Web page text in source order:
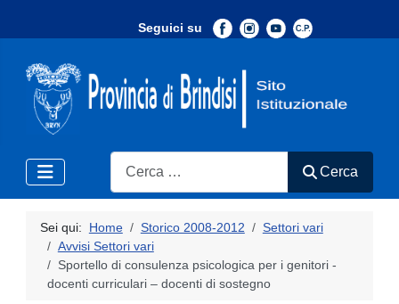
Seguici su
Search
Cerca
Sei qui: Home Storico 2008-2012
Settori vari
Avvisi Settori vari
Sportello di consulenza psicologica per i genitori -
docenti curriculari – docenti di sostegno